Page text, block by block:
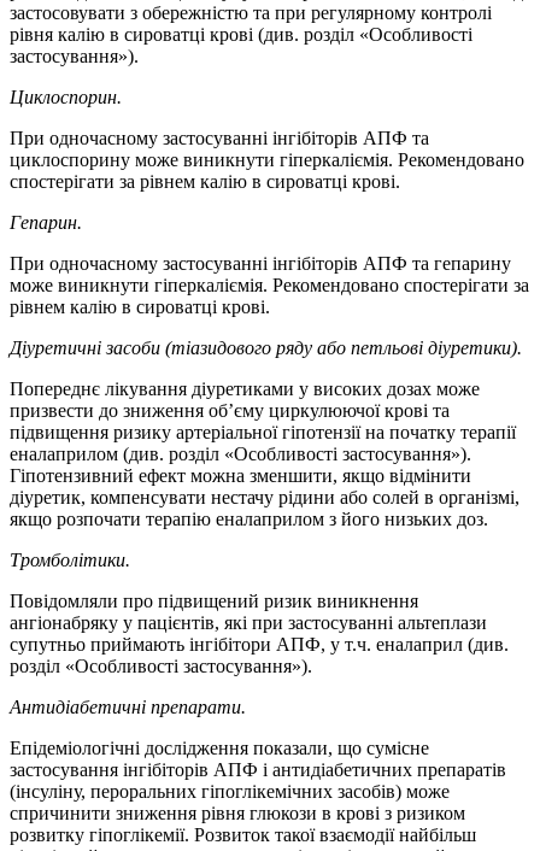
застосовувати з обережністю та при регулярному контролі
рівня калію в сироватці крові (див. розділ «Особливості
застосування»).
Циклоспорин.
При одночасному застосуванні інгібіторів АПФ та
циклоспорину може виникнути гіперкаліємія. Рекомендовано
спостерігати за рівнем калію в сироватці крові.
Гепарин.
При одночасному застосуванні інгібіторів АПФ та гепарину
може виникнути гіперкаліємія. Рекомендовано спостерігати за
рівнем калію в сироватці крові.
Діуретичні засоби (тіазидового ряду або петльові діуретики).
Попереднє лікування діуретиками у високих дозах може
призвести до зниження об’єму циркулюючої крові та
підвищення ризику артеріальної гіпотензії на початку терапії
еналаприлом (див. розділ «Особливості застосування»).
Гіпотензивний ефект можна зменшити, якщо відмінити
діуретик, компенсувати нестачу рідини або солей в організмі,
якщо розпочати терапію еналаприлом з його низьких доз.
Тромболітики.
Повідомляли про підвищений ризик виникнення
ангіонабряку у пацієнтів, які при застосуванні альтеплази
супутньо приймають інгібітори АПФ, у т.ч. еналаприл (див.
розділ «Особливості застосування»).
Антидіабетичні препарати.
Епідеміологічні дослідження показали, що сумісне
застосування інгібіторів АПФ і антидіабетичних препаратів
(інсуліну, пероральних гіпоглікемічних засобів) може
спричинити зниження рівня глюкози в крові з ризиком
розвитку гіпоглікемії. Розвиток такої взаємодії найбільш